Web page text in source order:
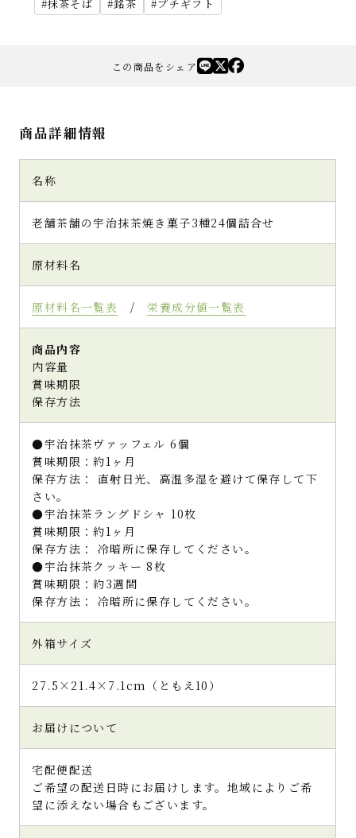
抹茶そば
銘茶 プチギフト
この商品をシェア
商品詳細情報
名称
老舗茶舗の宇治抹茶焼き菓子3種24個詰合せ
原材料名
原材料名一覧表 /栄養成分値一覧表
商品内容
内容量
賞味期限
保存方法
●宇治抹茶ヴァッフェル 6個
賞味期限：約1ヶ月
保存方法： 直射日光、高温多湿を避けて保存して下
さい。
●宇治抹茶ラングドシャ 10枚
賞味期限：約1ヶ月
保存方法： 冷暗所に保存してください。
●宇治抹茶クッキー 8枚
賞味期限：約3週間
保存方法： 冷暗所に保存してください。
外箱サイズ
27.5×21.4×7.1cm（ともえ10）
お届けについて
宅配便配送
ご希望の配送日時にお届けします。地域によりご希
望に添えない場合もございます。